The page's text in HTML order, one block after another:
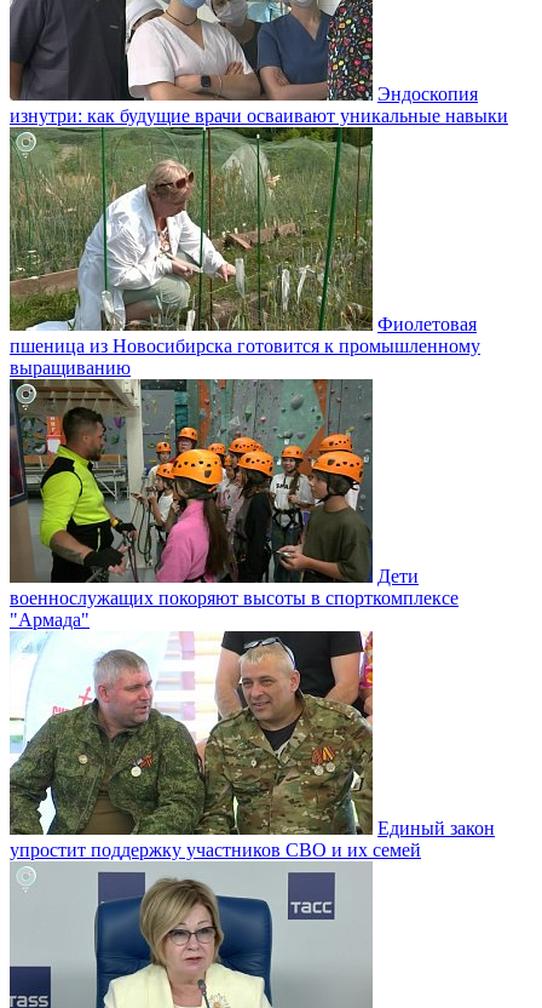
Эндоскопия
изнутри: как будущие врачи осваивают уникальные навыки
Фиолетовая
пшеница из Новосибирска готовится к промышленному
выращиванию
Дети
военнослужащих покоряют высоты в спорткомплексе
"Армада"
Единый закон
упростит поддержку участников СВО и их семей